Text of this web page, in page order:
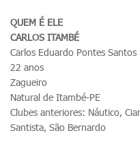
QUEM É ELE
CARLOS ITAMBÉ
Carlos Eduardo Pontes Santos
22 anos
Zagueiro
Natural de Itambé-PE
Clubes anteriores: Náutico,
Santista, São Bernardo